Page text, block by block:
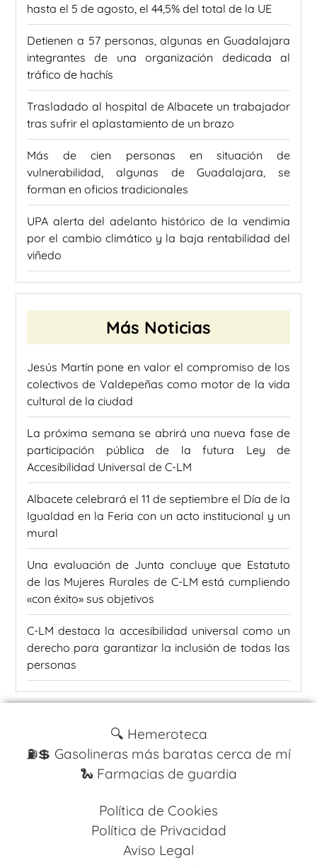
hasta el 5 de agosto, el 44,5% del total de la UE
Detienen a 57 personas, algunas en Guadalajara
integrantes de una organización dedicada al
tráfico de hachís
Trasladado al hospital de Albacete un trabajador
tras sufrir el aplastamiento de un brazo
Más de cien personas en situación de
vulnerabilidad, algunas de Guadalajara, se
forman en oficios tradicionales
UPA alerta del adelanto histórico de la vendimia
por el cambio climático y la baja rentabilidad del
viñedo
Más Noticias
Jesús Martín pone en valor el compromiso de los
colectivos de Valdepeñas como motor de la vida
cultural de la ciudad
La próxima semana se abrirá una nueva fase de
participación pública de la futura Ley de
Accesibilidad Universal de C-LM
Albacete celebrará el 11 de septiembre el Día de la
Igualdad en la Feria con un acto institucional y un
mural
Una evaluación de Junta concluye que Estatuto
de las Mujeres Rurales de C-LM está cumpliendo
«con éxito» sus objetivos
C-LM destaca la accesibilidad universal como un
derecho para garantizar la inclusión de todas las
personas
🔍 Hemeroteca
⛽️💲 Gasolineras más baratas cerca de mí
🐍 Farmacias de guardia
Política de Cookies
Política de Privacidad
Aviso Legal